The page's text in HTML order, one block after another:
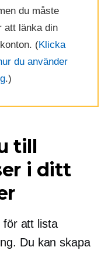
du måste
att länka din
(Klicka
du använder
.)
till
i ditt
för att lista
Du kan skapa